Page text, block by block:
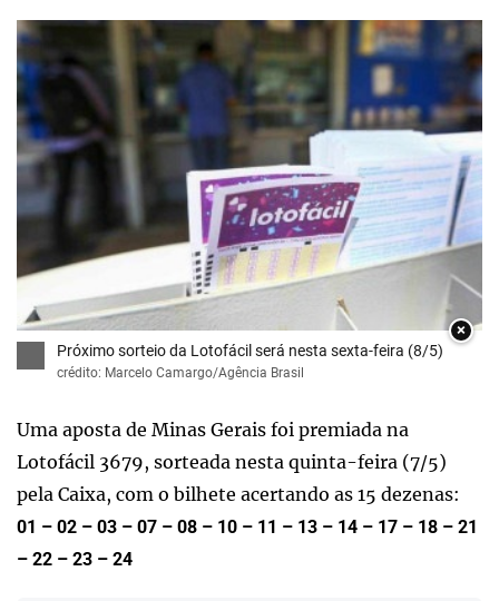
×
Próximo sorteio da Lotofácil será nesta sexta-feira (8/5)
crédito: Marcelo Camargo/Agência Brasil
Uma aposta de Minas Gerais foi premiada na
Lotofácil 3679, sorteada nesta quinta-feira (7/5)
pela Caixa, com o bilhete acertando as 15 dezenas:
01 – 02 – 03 – 07 – 08 – 10 – 11 – 13 – 14 – 17 – 18 – 21
– 22 – 23 – 24